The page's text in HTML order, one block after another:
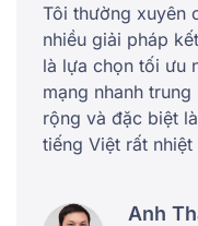
Tôi thường xuyên
nhiều giải pháp
là lựa chọn tối ưu
mạng nhanh
rộng và đặc biệt
tiếng Việt rất nhiệt
Anh